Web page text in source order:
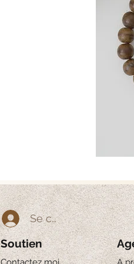
Se connecter
Soutien